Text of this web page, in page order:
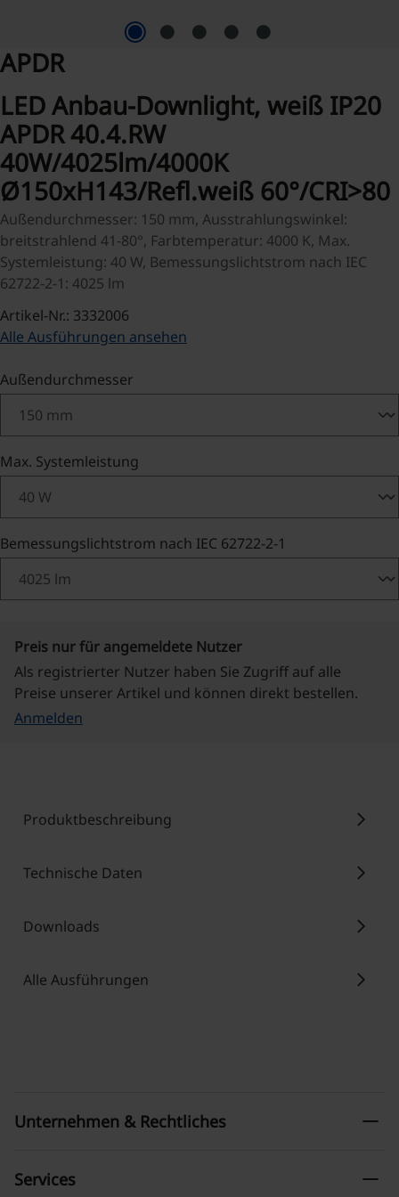
APDR
LED Anbau-Downlight, weiß IP20
APDR 40.4.RW
40W/4025lm/4000K
Ø150xH143/Refl.weiß 60°/CRI>80
Außendurchmesser: 150 mm, Ausstrahlungswinkel:
breitstrahlend 41-80°, Farbtemperatur: 4000 K, Max.
Systemleistung: 40 W, Bemessungslichtstrom nach IEC
62722-2-1: 4025 lm
Artikel-Nr.: 3332006
Alle Ausführungen ansehen
Außendurchmesser
Max. Systemleistung
Bemessungslichtstrom nach IEC 62722-2-1
Preis nur für angemeldete Nutzer
Als registrierter Nutzer haben Sie Zugriff auf alle
Preise unserer Artikel und können direkt bestellen.
Anmelden
Produktbeschreibung chevron_right
Technische Daten chevron_right
Downloads chevron_right
Alle Ausführungen chevron_right
Unternehmen & Rechtliches remove
Services remove